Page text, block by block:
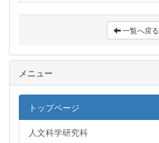
一覧へ戻る
メニュー
トップページ
人文科学研究科